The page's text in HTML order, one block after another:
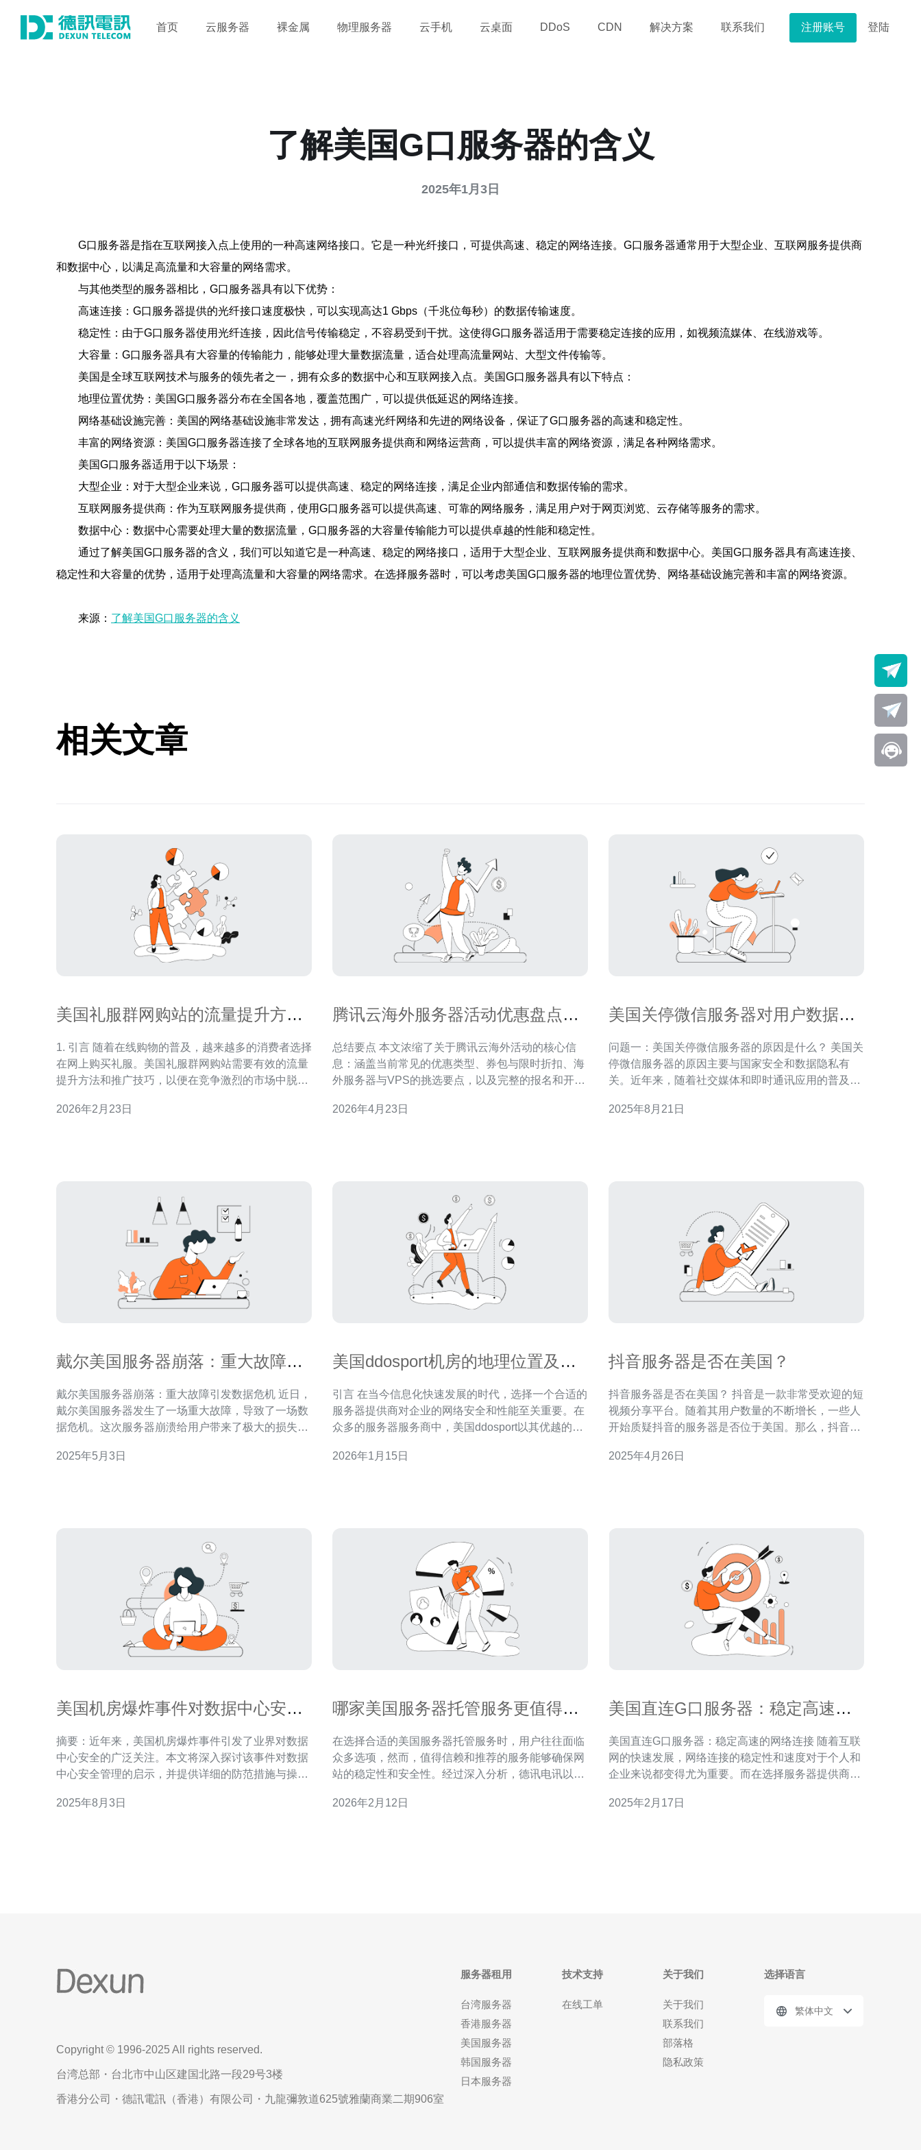
首页 云服务器 裸金属 物理服务器 云手机 云桌面 DDoS CDN 解决方案 联系我们 注册账号 登陆
了解美国G口服务器的含义
2025年1月3日
G口服务器是指在互联网接入点上使用的一种高速网络接口。它是一种光纤接口，可提供高速、稳定的网络连接。G口服务器通常用于大型企业、互联网服务提供商
和数据中心，以满足高流量和大容量的网络需求。
与其他类型的服务器相比，G口服务器具有以下优势：
高速连接：G口服务器提供的光纤接口速度极快，可以实现高达1 Gbps（千兆位每秒）的数据传输速度。
稳定性：由于G口服务器使用光纤连接，因此信号传输稳定，不容易受到干扰。这使得G口服务器适用于需要稳定连接的应用，如视频流媒体、在线游戏等。
大容量：G口服务器具有大容量的传输能力，能够处理大量数据流量，适合处理高流量网站、大型文件传输等。
美国是全球互联网技术与服务的领先者之一，拥有众多的数据中心和互联网接入点。美国G口服务器具有以下特点：
地理位置优势：美国G口服务器分布在全国各地，覆盖范围广，可以提供低延迟的网络连接。
网络基础设施完善：美国的网络基础设施非常发达，拥有高速光纤网络和先进的网络设备，保证了G口服务器的高速和稳定性。
丰富的网络资源：美国G口服务器连接了全球各地的互联网服务提供商和网络运营商，可以提供丰富的网络资源，满足各种网络需求。
美国G口服务器适用于以下场景：
大型企业：对于大型企业来说，G口服务器可以提供高速、稳定的网络连接，满足企业内部通信和数据传输的需求。
互联网服务提供商：作为互联网服务提供商，使用G口服务器可以提供高速、可靠的网络服务，满足用户对于网页浏览、云存储等服务的需求。
数据中心：数据中心需要处理大量的数据流量，G口服务器的大容量传输能力可以提供卓越的性能和稳定性。
通过了解美国G口服务器的含义，我们可以知道它是一种高速、稳定的网络接口，适用于大型企业、互联网服务提供商和数据中心。美国G口服务器具有高速连接、
稳定性和大容量的优势，适用于处理高流量和大容量的网络需求。在选择服务器时，可以考虑美国G口服务器的地理位置优势、网络基础设施完善和丰富的网络资源。
来源： 了解美国G口服务器的含义
相关文章
美国礼服群网购站的流量提升方法
1. 引言 随着在线购物的普及，越来越多的消费者选择
在网上购买礼服。美国礼服群网购站需要有效的流量
提升方法和推广技巧，以便在竞争激烈的市场中脱颖
合理配置主机来提升网站流量，并结合真实案例进行
2026年2月23日
腾讯云海外服务器活动优惠盘点与
总结要点 本文浓缩了关于腾讯云海外活动的核心信
息：涵盖当前常见的优惠类型、券包与限时折扣、海
外服务器与VPS的挑选要点，以及完整的报名和开通
域名解析的实操建议。若需代购、稳定线路与后续运
2026年4月23日
美国关停微信服务器对用户数据安
问题一：美国关停微信服务器的原因是什么？ 美国关
停微信服务器的原因主要与国家安全和数据隐私有
关。近年来，随着社交媒体和即时通讯应用的普及，
认为，某些应用程序可能存在安全隐患，特别是在涉
2025年8月21日
戴尔美国服务器崩落：重大故障引
戴尔美国服务器崩落：重大故障引发数据危机 近日，
戴尔美国服务器发生了一场重大故障，导致了一场数
据危机。这次服务器崩溃给用户带来了极大的损失和
以及应对措施。 戴尔是一家全球知名的计算机硬件制
2025年5月3日
美国ddosport机房的地理位置及服
引言 在当今信息化快速发展的时代，选择一个合适的
服务器提供商对企业的网络安全和性能至关重要。在
众多的服务器服务商中，美国ddosport以其优越的地
性能、最便宜的价格，还是最安全的防护措施，
2026年1月15日
抖音服务器是否在美国？
抖音服务器是否在美国？ 抖音是一款非常受欢迎的短
视频分享平台。随着其用户数量的不断增长，一些人
开始质疑抖音的服务器是否位于美国。那么，抖音服
务器并不在美国。实际上，抖音的服务器分布在全球
2025年4月26日
美国机房爆炸事件对数据中心安全
摘要：近年来，美国机房爆炸事件引发了业界对数据
中心安全的广泛关注。本文将深入探讨该事件对数据
中心安全管理的启示，并提供详细的防范措施与操作
响分析 美国某数据中心发生的爆炸事件，导致了严重
2025年8月3日
哪家美国服务器托管服务更值得信
在选择合适的美国服务器托管服务时，用户往往面临
众多选项，然而，值得信赖和推荐的服务能够确保网
站的稳定性和安全性。经过深入分析，德讯电讯以其
本文将详细探讨德讯电讯的优势以及为何它是理想的
2026年2月12日
美国直连G口服务器：稳定高速的
美国直连G口服务器：稳定高速的网络连接 随着互联
网的快速发展，网络连接的稳定性和速度对于个人和
企业来说都变得尤为重要。而在选择服务器提供商
文将介绍美国直连G口服务器的特点和优势，以及其
2025年2月17日
Copyright © 1996-2025 All rights reserved.
台湾总部・台北市中山区建国北路一段29号3楼
香港分公司・德訊電訊（香港）有限公司・九龍彌敦道625號雅蘭商業二期906室
服务器租用
台湾服务器
香港服务器
美国服务器
韩国服务器
日本服务器
技术支持
在线工单
关于我们
关于我们
联系我们
部落格
隐私政策
选择语言
繁体中文